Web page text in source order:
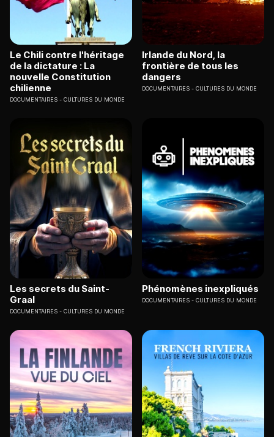
Le Chili contre l'héritage
de la dictature : La
nouvelle Constitution
chilienne
DOCUMENTAIRES CULTURES DU MONDE
Irlande du Nord, la
frontière de tous les
dangers
DOCUMENTAIRES CULTURES DU MONDE
Les secrets du Saint-
Graal
DOCUMENTAIRES CULTURES DU MONDE
Phénomènes inexpliqués
DOCUMENTAIRES CULTURES DU MONDE